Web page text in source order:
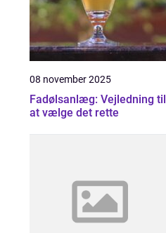
08 november 2025
Fadølsanlæg: Vejledning til
at vælge det rette